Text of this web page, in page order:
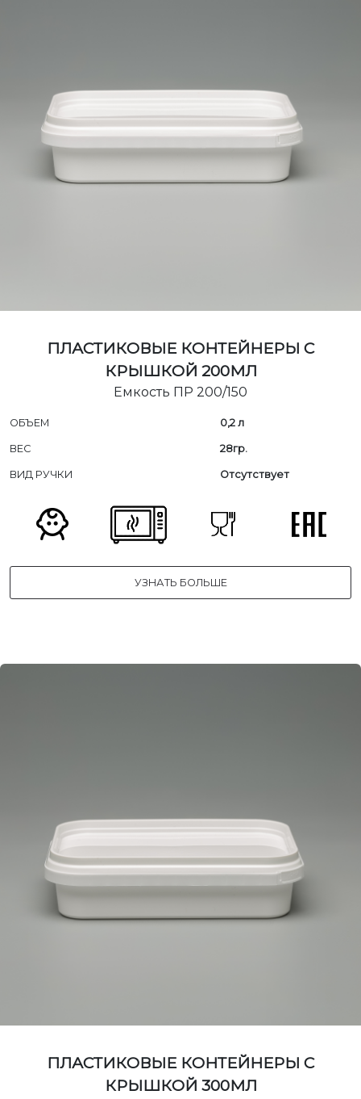
ПЛАСТИКОВЫЕ КОНТЕЙНЕРЫ С
КРЫШКОЙ 200МЛ
Емкость ПР 200/150
ОБЪЕМ 0,2 л
ВЕС 28гр.
ВИД РУЧКИ Отсутствует
УЗНАТЬ БОЛЬШЕ
ПЛАСТИКОВЫЕ КОНТЕЙНЕРЫ С
КРЫШКОЙ 300МЛ